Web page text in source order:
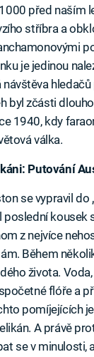
před naším
stříbra a
je jedinou
návštěva
byl zčásti
1940, kdy
válka.
Putování
se vypravil do
poslední kousek
z nejvíce
Během
života.
flóře a
pomíjejících
A právě
se v minulosti,